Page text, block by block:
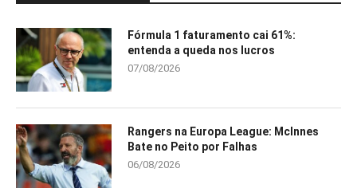
Fórmula 1 faturamento cai 61%:
entenda a queda nos lucros
07/08/2026
Rangers na Europa League: McInnes
Bate no Peito por Falhas
06/08/2026